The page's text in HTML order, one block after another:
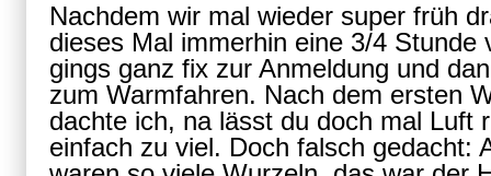
Nachdem wir mal wieder super früh
dieses Mal immerhin eine 3/4 Stunde
gings ganz fix zur Anmeldung und
zum Warmfahren. Nach dem ersten
dachte ich, na lässt du doch mal Luft
einfach zu viel. Doch falsch gedacht: